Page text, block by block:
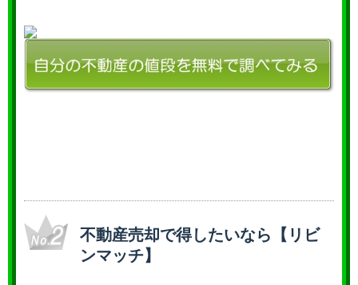
不動産売却で得したいなら【リビ
ンマッチ】